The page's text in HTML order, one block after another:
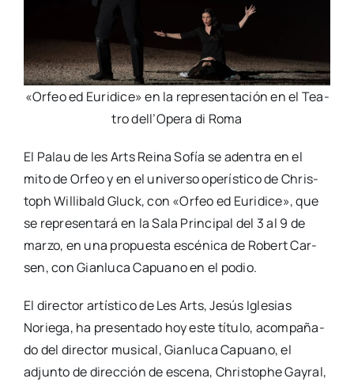
«Orfeo ed Euri­di­ce» en la repre­sen­ta­ción en el Tea­
tro dell’Opera di Roma
El Palau de les Arts Rei­na Sofía se aden­tra en el
mito de Orfeo y en el uni­ver­so ope­rís­ti­co de Chris­
toph Willi­bald Gluck, con «Orfeo ed Euri­di­ce», que
se repre­sen­ta­rá en la Sala Prin­ci­pal del 3 al 9 de
mar­zo, en una pro­pues­ta escé­ni­ca de Robert Car­
sen, con Gian­lu­ca Capuano en el podio.
El direc­tor artís­ti­co de Les Arts, Jesús Igle­sias
Norie­ga, ha pre­sen­ta­do hoy este títu­lo, acom­pa­ña­
do del direc­tor musi­cal, Gian­lu­ca Capuano, el
adjun­to de direc­ción de esce­na, Chris­tophe Gay­ral,